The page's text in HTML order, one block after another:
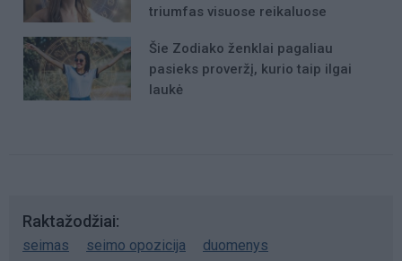
triumfas visuose reikaluose
Šie Zodiako ženklai pagaliau
pasieks proveržį, kurio taip ilgai
laukė
Raktažodžiai
seimas seimo opozicija
duomenys